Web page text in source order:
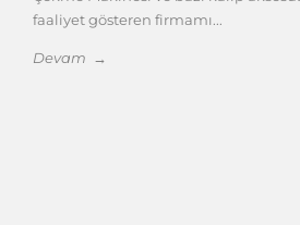
faaliyet gösteren firmamı...
Devam →